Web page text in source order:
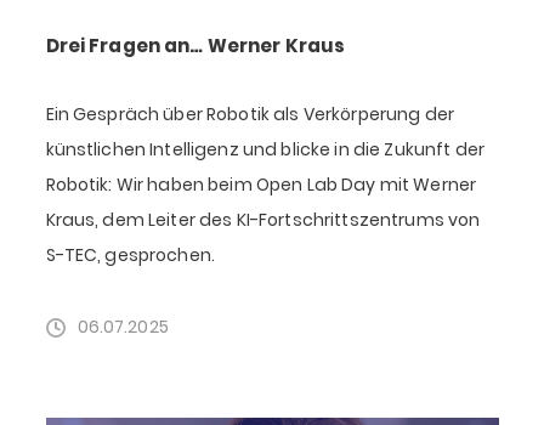
Drei Fragen an… Werner Kraus
Ein Gespräch über Robotik als Verkörperung der
künstlichen Intelligenz und blicke in die Zukunft der
Robotik: Wir haben beim Open Lab Day mit Werner
Kraus, dem Leiter des KI-Fortschrittszentrums von
S-TEC, gesprochen.
06.07.2025